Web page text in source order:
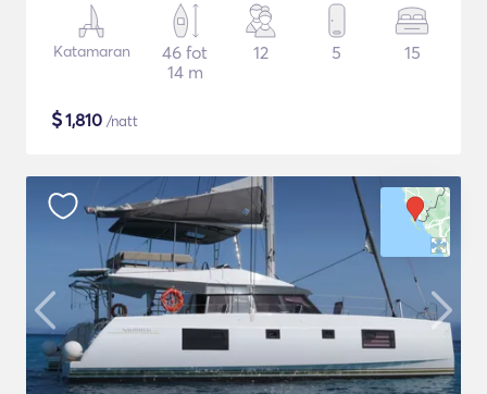
Katamaran
46 fot
14 m
12 5 15
$1,810 /natt